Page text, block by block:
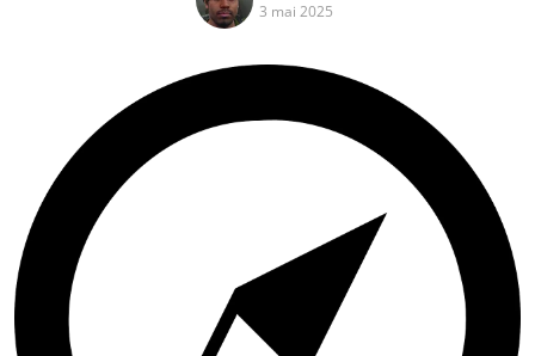
3 mai 2025